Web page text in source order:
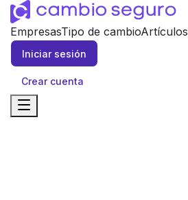
EmpresasTipo de cambioArtículos
Iniciar sesión
Crear cuenta